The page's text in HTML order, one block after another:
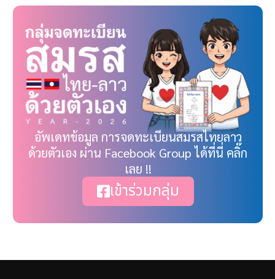
อัพเดทข้อมูล การจดทะเบียนสมรสไทยลาว
ด้วยตัวเอง ผ่าน Facebook Group ได้ที่นี่ คลิ๊ก
เลย !!
เข้าร่วมกลุ่ม